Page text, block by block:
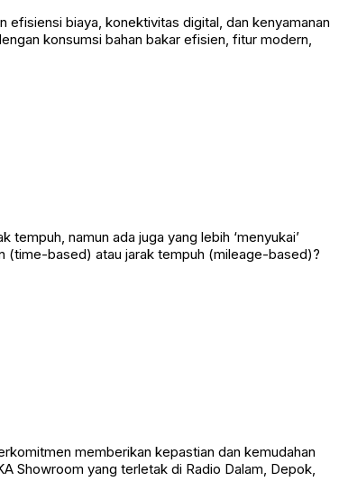
efisiensi biaya, konektivitas digital, dan kenyamanan
konsumsi bahan bakar efisien, fitur modern,
namun ada juga yang lebih ‘menyukai’
(time-based) atau jarak tempuh (mileage-based)?
memberikan kepastian dan kemudahan
Showroom yang terletak di Radio Dalam, Depok,